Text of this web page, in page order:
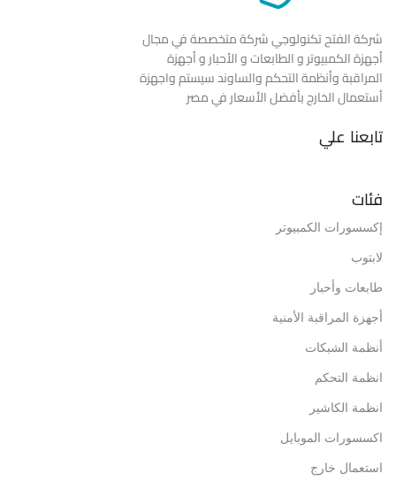
شركة الفتح تكنولوجي شركة متخصصة في مجال
أجهزة الكمبيوتر و الطابعات و الأحبار و أجهزة
المراقبة وأنظمة التحكم والساوند سيستم واجهزة
أستعمال الخارج بأفضل الأسعار في مصر
تابعنا علي
فئات
إكسسورات الكمبيوتر
لابتوب
طابعات وأحبار
أجهزة المراقبة الأمنية
أنظمة الشبكات
انظمة التحكم
انظمة الكاشير
اكسسورات الموبايل
استعمال خارج